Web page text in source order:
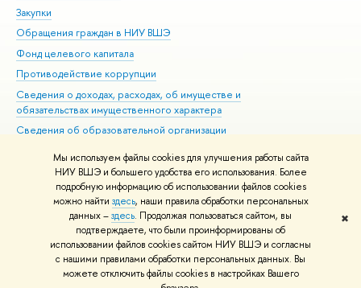
Мы используем файлы cookies для улучшения работы сайта
НИУ ВШЭ и большего удобства его использования. Более
подробную информацию об использовании файлов cookies
можно найти здесь, наши правила обработки персональных
данных –здесь. Продолжая пользоваться сайтом, вы
подтверждаете, что были проинформированы об
использовании файлов cookies сайтом НИУ ВШЭ и согласны
с нашими правилами обработки персональных данных. Вы
можете отключить файлы cookies в настройках Вашего
✖
Закупки
Обращения граждан в НИУ ВШЭ
Фонд целевого капитала
Противодействие коррупции
Сведения о доходах, расходах, об имуществе и
обязательствах имущественного характера
Сведения об образовательной организации
Людям с ограниченными возможностями здоровья
Единая платежная страница
Работа в Вышке
© НИУ ВШЭ 1993–2026 Адреса и контакты Условия использования
материалов Политика конфиденциальности Карта сайта
Шрифты HSE Sans и HSE Slab разработаны вШколе дизайна НИУ ВШЭ